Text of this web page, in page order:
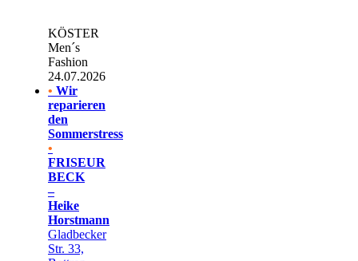
KÖSTER
Men´s
Fashion
24.07.2026
• Wir
reparieren
den
Sommerstress
•
FRISEUR
BECK
–
Heike
Horstmann
Gladbecker
Str. 33,